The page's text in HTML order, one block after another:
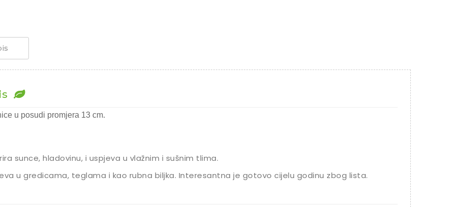
u posudi promjera 13 cm.
sunce, hladovinu, i uspjeva u vlažnim i sušnim tlima.
u gredicama, teglama i kao rubna biljka. Interesantna je gotovo cijelu godinu zbog lista.